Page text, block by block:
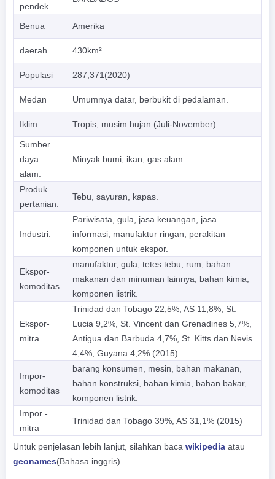
pendek
Benua Amerika
daerah 430km²
Populasi 287,371(2020)
Medan Umumnya datar, berbukit di pedalaman.
Iklim Tropis; musim hujan (Juli-November).
Sumber
daya
alam:
Minyak bumi, ikan, gas alam.
Produk
pertanian:
Tebu, sayuran, kapas.
Industri:
Pariwisata, gula, jasa keuangan, jasa
informasi, manufaktur ringan, perakitan
komponen untuk ekspor.
Ekspor-
komoditas
manufaktur, gula, tetes tebu, rum, bahan
makanan dan minuman lainnya, bahan kimia,
komponen listrik.
Ekspor-
mitra
Trinidad dan Tobago 22,5%, AS 11,8%, St.
Lucia 9,2%, St. Vincent dan Grenadines 5,7%,
Antigua dan Barbuda 4,7%, St. Kitts dan Nevis
4,4%, Guyana 4,2% (2015)
Impor-
komoditas
barang konsumen, mesin, bahan makanan,
bahan konstruksi, bahan kimia, bahan bakar,
komponen listrik.
Impor -
mitra
Trinidad dan Tobago 39%, AS 31,1% (2015)
Untuk penjelasan lebih lanjut, silahkan baca wikipediaatau
geonames(Bahasa inggris)